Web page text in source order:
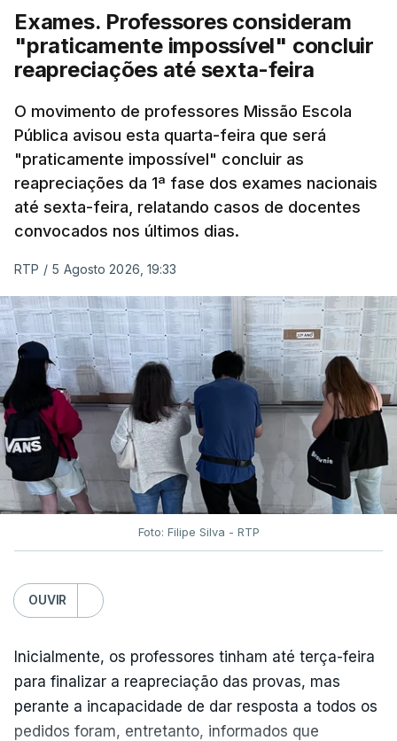
Exames. Professores consideram
"praticamente impossível" concluir
reapreciações até sexta-feira
O movimento de professores Missão Escola
Pública avisou esta quarta-feira que será
"praticamente impossível" concluir as
reapreciações da 1ª fase dos exames nacionais
até sexta-feira, relatando casos de docentes
convocados nos últimos dias.
RTP / 5 Agosto 2026, 19:33
Foto: Filipe Silva - RTP
OUVIR
Inicialmente, os professores tinham até terça-feira
para finalizar a reapreciação das provas, mas
perante a incapacidade de dar resposta a todos os
pedidos foram, entretanto, informados que